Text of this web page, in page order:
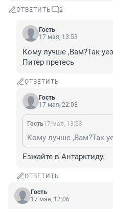
ОТВЕТИТЬ 2
Гость
17 мая, 13:53
Кому лучше ,Вам?Так
Питер претесь
ОТВЕТИТЬ
Гость
17 мая, 22:03
Гость17 мая, 13:53
Езжайте в Антарктиду.
ОТВЕТИТЬ
Гость
17 мая, 12:06